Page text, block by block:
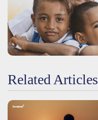
Related Articles